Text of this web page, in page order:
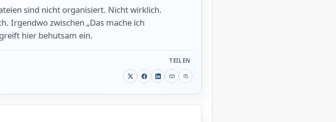
sind nicht organisiert. Nicht wirklich.
Irgendwo zwischen „Das mache ich
hier behutsam ein.
TEILEN